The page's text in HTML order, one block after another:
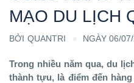
MẠO DU LỊCH
BỞI QUANTRI NGÀY 06/
Trong nhiều năm qua, du
thành tựu, là điểm đến